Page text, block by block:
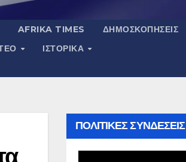
AFRIKA TIMES
ΔΗΜΟΣΚΟΠΉΣΕΙΣ
ΙΣΤΟΡΙΚΆ
ΠΟΛΙΤΙΚΕΣ ΣΥΝΔΕΣΕΙΣ